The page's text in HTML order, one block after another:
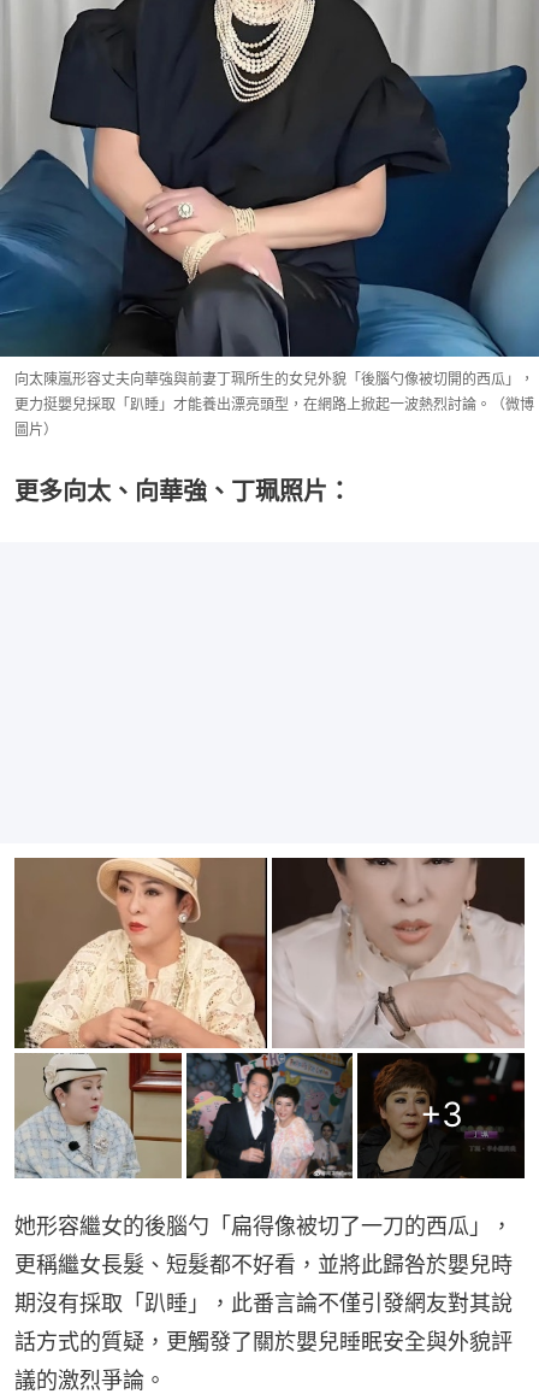
向太陳嵐形容丈夫向華強與前妻丁珮所生的女兒外貌「後腦勺像被切開的西瓜」，
更力挺嬰兒採取「趴睡」才能養出漂亮頭型，在網路上掀起一波熱烈討論。（微博
圖片）
更多向太、向華強、丁珮照片：
+3
她形容繼女的後腦勺「扁得像被切了一刀的西瓜」，
更稱繼女長髮、短髮都不好看，並將此歸咎於嬰兒時
期沒有採取「趴睡」，此番言論不僅引發網友對其說
話方式的質疑，更觸發了關於嬰兒睡眠安全與外貌評
議的激烈爭論。